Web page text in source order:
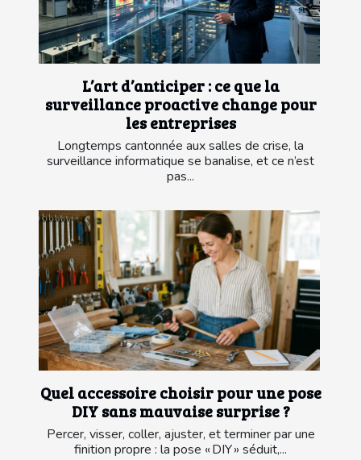
L’art d’anticiper : ce que la
surveillance proactive change pour
les entreprises
Longtemps cantonnée aux salles de crise, la
surveillance informatique se banalise, et ce n’est
pas...
Quel accessoire choisir pour une pose
DIY sans mauvaise surprise ?
Percer, visser, coller, ajuster, et terminer par une
finition propre : la pose « DIY » séduit,...